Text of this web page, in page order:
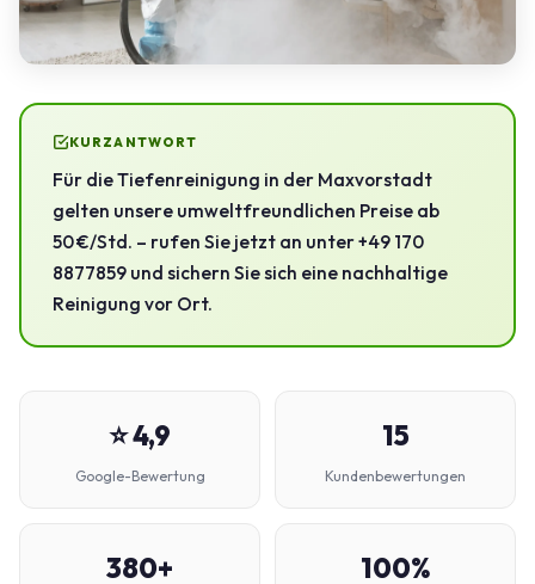
KURZANTWORT
Für die Tiefenreinigung in der Maxvorstadt
gelten unsere umweltfreundlichen Preise ab
50 €/Std. – rufen Sie jetzt an unter +49 170
8877859 und sichern Sie sich eine nachhaltige
Reinigung vor Ort.
⭐ 4,9
Google-Bewertung
15
Kundenbewertungen
380+ 100%